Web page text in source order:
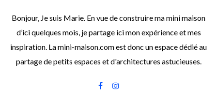
Bonjour, Je suis Marie. En vue de construire ma mini maison
d’ici quelques mois, je partage ici mon expérience et mes
inspiration. La mini-maison.com est donc un espace dédié au
partage de petits espaces et d'architectures astucieuses.